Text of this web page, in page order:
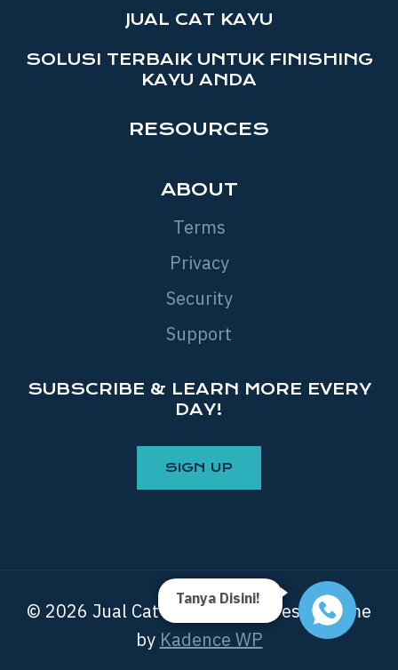
JUAL CAT KAYU
SOLUSI TERBAIK UNTUK FINISHING
KAYU ANDA
RESOURCES
ABOUT
Terms
Privacy
Security
Support
SUBSCRIBE & LEARN MORE EVERY
DAY!
© 2026 Jual Cat Kayu - WordPress Theme
by Kadence WP
Tanya Disini!